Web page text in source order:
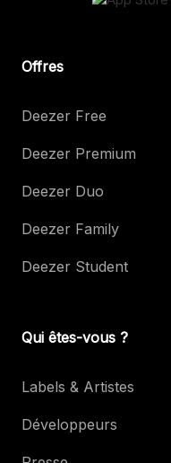
Offres
Deezer Free
Deezer Premium
Deezer Duo
Deezer Family
Deezer Student
Qui êtes-vous ?
Labels & Artistes
Développeurs